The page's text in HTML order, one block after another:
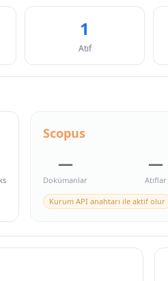
1
Atıf
Scopus
—
Dokümanlar
—
Atıflar
Kurum API anahtarı ile aktif olur